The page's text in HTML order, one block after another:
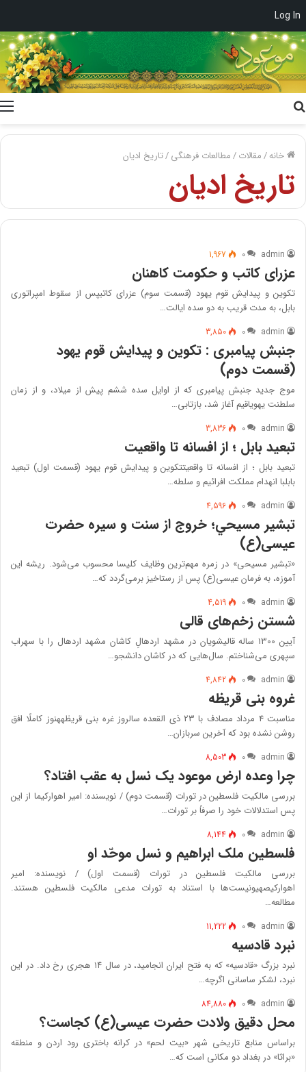
Log In
خانه/مقالات/مطالعات فرهنگی/تاریخ ادیان
تاریخ ادیان
admin ۰ 1,967
عزرای کاتب و حکومت کاهنان
تکوین و پیدایش قوم یهود (قسمت سوم) عزرای کاتبپس از سقوط امپراتوری
بابل، به مدت قریب به دو سده ایالت…
admin ۰ 3,850
جنبش پیامبری : تکوین و پیدایش قوم یهود
(قسمت دوم)
موج جدید جنبش پیامبری که از اوایل سده ششم پیش از میلاد، و از زمان
سلطنت یهویاقیم آغاز شد، بازتابی…
admin ۰ 3,836
تبعید بابل ؛ از افسانه تا واقعیت
تبعید بابل ؛ از افسانه تا واقعیتتکوین و پیدایش قوم یهود (قسمت اول) تبعید
بابلبا انهدام مملکت افرائیم و سلطه…
admin ۰ 4,596
تبشير مسيحي؛ خروج از سنت و سيره حضرت
عيسی(ع)
«تبشیر مسیحی» در زمره مهم‌ترین وظایف کلیسا محسوب می‌شود. ریشه این
آموزه، به فرمان عیسی(ع) پس از رستاخیز برمی‌گردد که…
admin ۰ 4,519
شستن زخم‌های قالی
آیین 1300 ساله قالیشویان در مشهد اردهالِ کاشان مشهد اردهال را با سهراب
سپهری می‌شناختم. سال‌هایی كه در كاشان دانشجو…
admin ۰ 4,842
غروه بنی قریظه
مناسبت 4 مرداد مصادف با 23 ذی القعده سالروز غره بنی قریظههنوز كاملًا افق
روشن نشده بود كه آخرين سربازان…
admin ۰ 8,503
چرا وعده ارض موعود یک نسل به عقب افتاد؟
بررسی مالکیت فلسطین در تورات (قسمت دوم) / نویسنده: امیر اهوارکیما از این‌
پس‌ استدلالات‌ خود را صرفاً بر تورات‌…
admin ۰ 8,144
فلسطین ملک ابراهیم و نسل موحّد او
بررسی مالکیت فلسطین در تورات (قسمت اول) / نویسنده: امیر
اهوارکیصهیونیست‌ها با استناد به تورات مدعی مالکیت فلسطین هستند.
مطالعه…
admin ۰ 11,222
نبرد قادسیه
نبرد بزرگ «قادسیه» که به فتح ایران انجامید، در سال ۱۴ هجری رخ داد. در این
نبرد، لشکر ساسانی اگرچه…
admin ۰ 84,880
محل دقیق ولادت حضرت عیسی(ع) کجاست؟
براساس منابع تاریخی شهر «بیت لحم» در کرانه باختری رود اردن و منطقه
«براثا» در بغداد دو مکانی است که…